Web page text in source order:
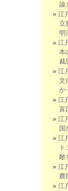
論
江
立
明
江
本
裁
江
文
か
江
富
江
国
江
敵
江
農
江